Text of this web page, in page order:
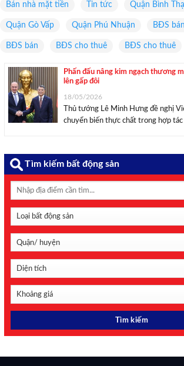
Bán nhà mặt tiền Tin tức Quận Bình
Quận Gò Vấp Quận Phú Nhuận BĐS bán
BĐS bán BĐS cho thuê BĐS cho thuê
Phấn đấu nâng kim ngạch thương
lên gấp đôi
18/05/2026
Thủ tướng Lê Minh Hưng đề nghị
chuyển biến thực chất trong hợp
Tìm kiếm bất động sản